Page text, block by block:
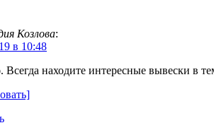
Козлова:
в 10:48
Всегда находите интересные вывески в